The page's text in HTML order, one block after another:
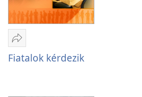
Megosztás
Fiatalok
Fiatalok kérdezik